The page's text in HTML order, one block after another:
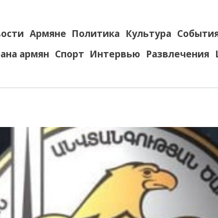
Армяне Политика Культура
армян Спорт Интервью Развлечения